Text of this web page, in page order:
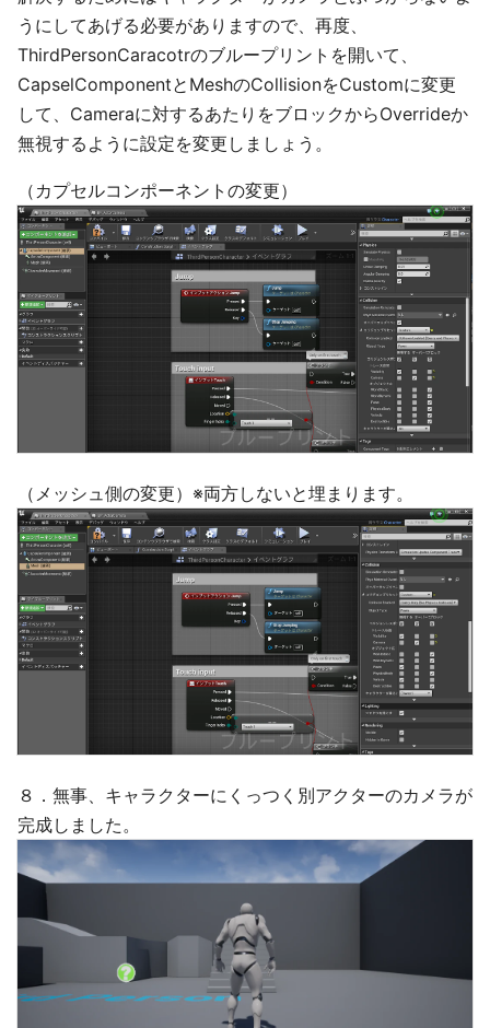
うにしてあげる必要がありますので、再度、
ThirdPersonCaracotrのブループリントを開いて、
CapselComponentとMeshのCollisionをCustomに変更
して、Cameraに対するあたりをブロックからOverrideか
無視するように設定を変更しましょう。
（カプセルコンポーネントの変更）
（メッシュ側の変更）※両方しないと埋まります。
８．無事、キャラクターにくっつく別アクターのカメラが
完成しました。